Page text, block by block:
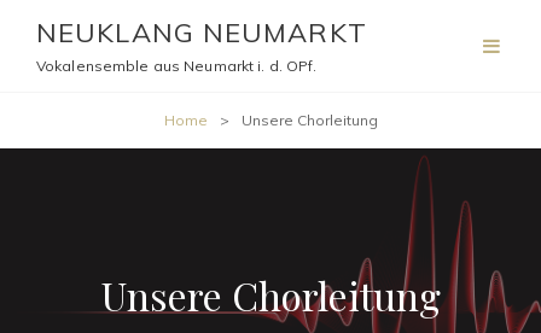
NEUKLANG NEUMARKT
Vokalensemble aus Neumarkt i. d. OPf.
Home > Unsere Chorleitung
Unsere Chorleitung